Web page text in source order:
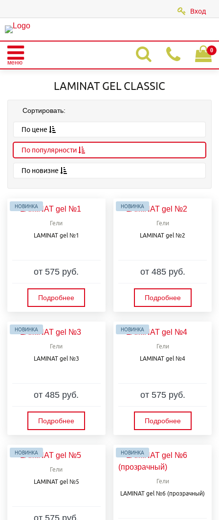
Вход
меню
0
LAMINAT GEL CLASSIС
Сортировать:
По цене
По популярности
По новизне
НОВИНКА
Гели
LAMINAT gel №1
от 575 руб.
Подробнее
НОВИНКА
Гели
LAMINAT gel №2
от 485 руб.
Подробнее
НОВИНКА
Гели
LAMINAT gel №3
от 485 руб.
Подробнее
НОВИНКА
Гели
LAMINAT gel №4
от 575 руб.
Подробнее
НОВИНКА
Гели
LAMINAT gel №5
от 575 руб.
НОВИНКА
Гели
LAMINAT gel №6 (прозрачный)